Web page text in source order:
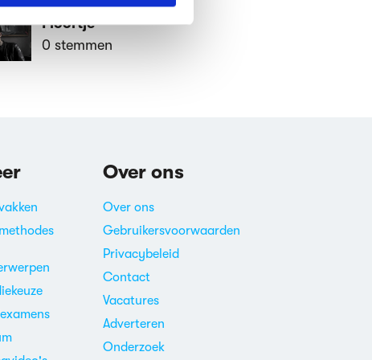
Floortje
0 stemmen
Over ons
Over ons
Gebruikersvoorwaarden
Privacybeleid
Contact
Vacatures
Adverteren
Onderzoek